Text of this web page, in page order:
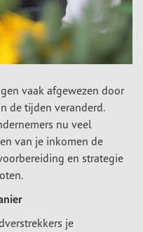
vaak afgewezen door
de tijden veranderd.
nu veel
van je inkomen de
en strategie
je